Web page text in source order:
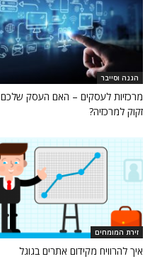
הגנה וסייבר
מרכזיות לעסקים – האם העסק שלכם
זקוק למרכזיה?
זירת המומחים
איך להרוויח מקידום אתרים בגוגל